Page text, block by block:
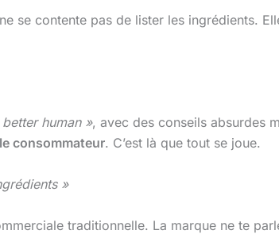
se contente pas de lister les ingrédients.
human », avec des conseils absurdes
consommateur. C’est là que tout se joue.
»
traditionnelle. La marque ne te